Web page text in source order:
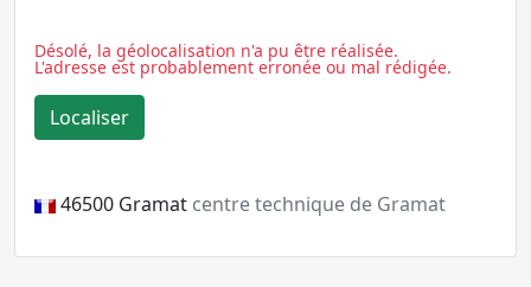
Désolé, la géolocalisation n'a pu être réalisée.
L'adresse est probablement erronée ou mal rédigée.
46500 Gramat centre technique de Gramat